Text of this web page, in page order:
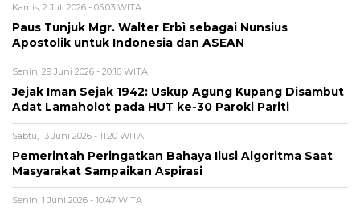
Kamis, 2 Juli 2026 - 05:03 WITA
Paus Tunjuk Mgr. Walter Erbì sebagai Nunsius
Apostolik untuk Indonesia dan ASEAN
Senin, 29 Juni 2026 - 20:16 WITA
Jejak Iman Sejak 1942: Uskup Agung Kupang Disambut
Adat Lamaholot pada HUT ke-30 Paroki Pariti
Sabtu, 13 Juni 2026 - 11:20 WITA
Pemerintah Peringatkan Bahaya Ilusi Algoritma Saat
Masyarakat Sampaikan Aspirasi
Senin, 1 Juni 2026 - 10:47 WITA